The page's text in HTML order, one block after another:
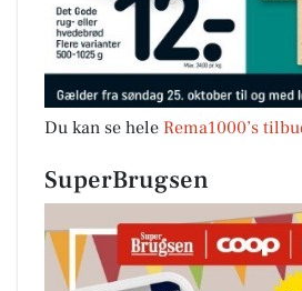
Du kan se hele Rema1000’s
SuperBrugsen